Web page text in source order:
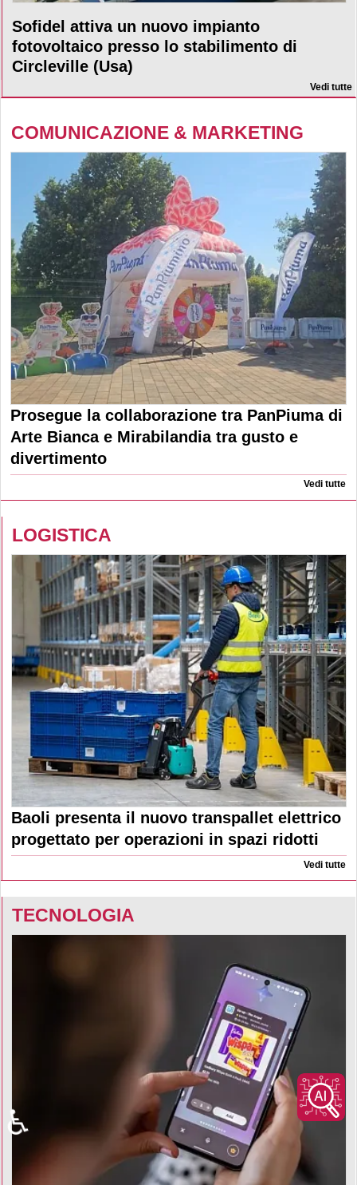
Sofidel attiva un nuovo impianto
fotovoltaico presso lo stabilimento di
Circleville (Usa)
Vedi tutte
COMUNICAZIONE & MARKETING
Prosegue la collaborazione tra PanPiuma di
Arte Bianca e Mirabilandia tra gusto e
divertimento
Vedi tutte
LOGISTICA
Baoli presenta il nuovo transpallet elettrico
progettato per operazioni in spazi ridotti
Vedi tutte
TECNOLOGIA